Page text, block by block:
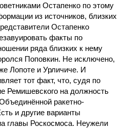
Остапенко по этому
из источников, близких
Остапенко
факты по
ряда близких к нему
Поповкин. Не исключено,
Лопоте и Урличиче. И
тот факт, что, судя по
Ремишевского на должность
ракетно-
и другие варианты
главы Роскосмоса. Неужели